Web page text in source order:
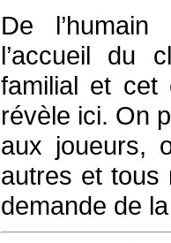
De l’humain
l’accueil du
familial et cet
révèle ici. On
aux joueurs,
autres et tous
demande de